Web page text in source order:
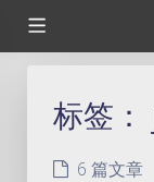
标签：
6 篇文章